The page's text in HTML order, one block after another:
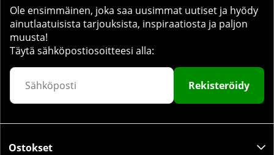
Ole ensimmäinen, joka saa uusimmat uutiset ja hyödy
ainutlaatuisista tarjouksista, inspiraatiosta ja paljon
muusta!
Täytä sähköpostiosoitteesi alla:
Rekisteröidy
Ostokset